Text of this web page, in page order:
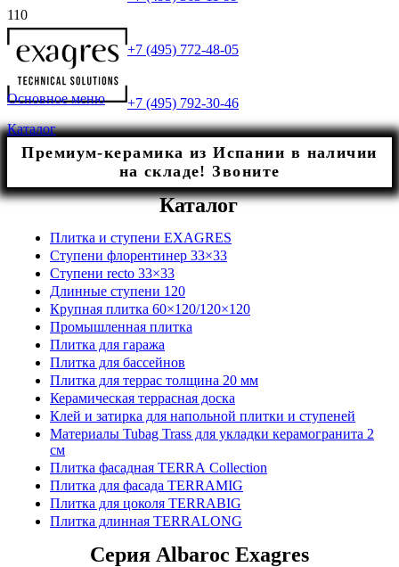
+7 (495) 772-48-05
+7 (495) 792-30-46
Основное меню
Каталог
Премиум-керамика из Испании в наличии
на складе! Звоните
Каталог
Плитка и ступени EXAGRES
Ступени флорентинер 33×33
Ступени recto 33×33
Длинные ступени 120
Крупная плитка 60×120/120×120
Промышленная плитка
Плитка для гаража
Плитка для бассейнов
Плитка для террас толщина 20 мм
Керамическая террасная доска
Клей и затирка для напольной плитки и ступеней
Материалы Tubag Trass для укладки керамогранита 2
см
Плитка фасадная TERRA Collection
Плитка для фасада TERRAMIG
Плитка для цоколя TERRABIG
Плитка длинная TERRALONG
Серия Albaroc Exagres